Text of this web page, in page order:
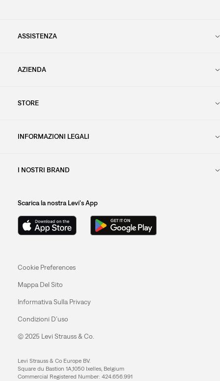
ASSISTENZA
AZIENDA
STORE
INFORMAZIONI LEGALI
I NOSTRI BRAND
Scarica la nostra Levi's App
Cookie Preferences
Mappa Del Sito
Informativa Sulla Privacy
Condizioni D’uso
© 2025 Levi Strauss & Co.
Levi Strauss & Co Europe BV.
Square du Bastion 1A,1050 Ixelles, Belgium
Commercial Registered Number: 424.656.991